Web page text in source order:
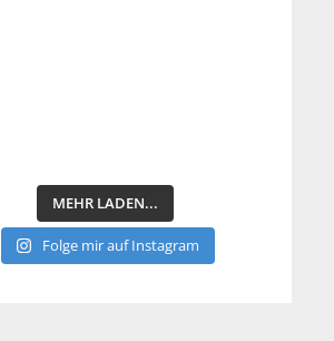
MEHR LADEN...
Folge mir auf Instagram